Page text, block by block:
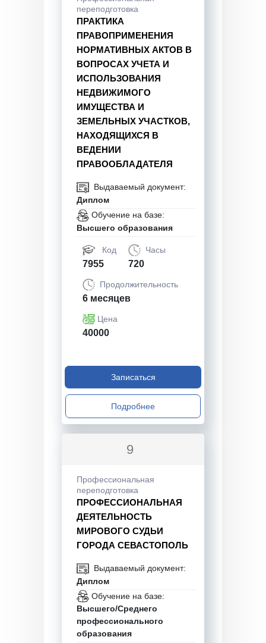
переподготовка
ПРАКТИКА
ПРАВОПРИМЕНЕНИЯ
НОРМАТИВНЫХ АКТОВ В
ВОПРОСАХ УЧЕТА И
ИСПОЛЬЗОВАНИЯ
НЕДВИЖИМОГО
ИМУЩЕСТВА И
ЗЕМЕЛЬНЫХ УЧАСТКОВ,
НАХОДЯЩИХСЯ В
ВЕДЕНИИ
ПРАВООБЛАДАТЕЛЯ
Выдаваемый документ:
Диплом
Обучение на базе:
Высшего образования
Код
7955
Часы
720
Продолжительность
6 месяцев
Цена
40000
Записаться
Подробнее
9
Профессиональная
переподготовка
ПРОФЕССИОНАЛЬНАЯ
ДЕЯТЕЛЬНОСТЬ
МИРОВОГО СУДЬИ
ГОРОДА СЕВАСТОПОЛЬ
Выдаваемый документ:
Диплом
Обучение на базе:
Высшего/Среднего
профессионального
образования